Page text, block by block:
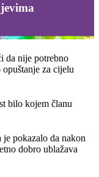
da nije potrebno
za cijelu
bilo kojem članu
pokazalo da nakon
dobro ublažava